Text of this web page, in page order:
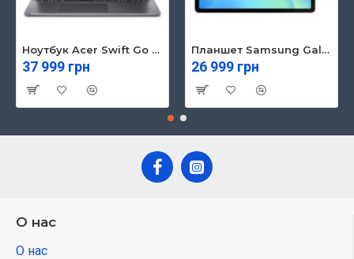
Ноутбук Acer Swift Go 16 SFG16-71 (NX.KVZEU.003)
37 999 грн
Планшет Samsung Galaxy Tab S10 FE 5G 8/128GB Gray (SM-X526BZAREUC)
26 999 грн
О нас
О нас